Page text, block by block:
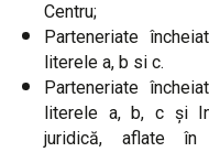
Centru;
Parteneriate
literele a, b si c.
Parteneriate
literele a, b, c și
juridică, aflate